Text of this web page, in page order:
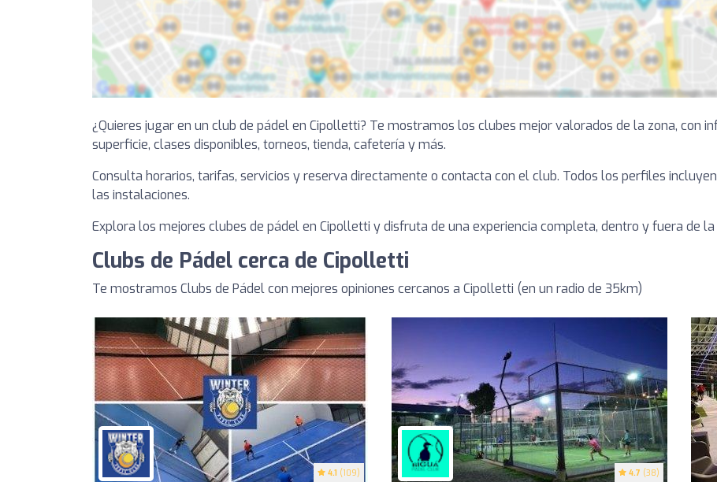
¿Quieres jugar en un club de pádel en Cipolletti? Te mostramos los clubes mejor valorados de la zona, con
superficie, clases disponibles, torneos, tienda, cafetería y más.
Consulta horarios, tarifas, servicios y reserva directamente o contacta con el club. Todos los perfiles
las instalaciones.
Explora los mejores clubes de pádel en Cipolletti y disfruta de una experiencia completa, dentro y fuera de la
Clubs de Pádel cerca de Cipolletti
Te mostramos Clubs de Pádel con mejores opiniones cercanos a Cipolletti (en un radio de 35km)
4.1 (109) 4.7 (38)